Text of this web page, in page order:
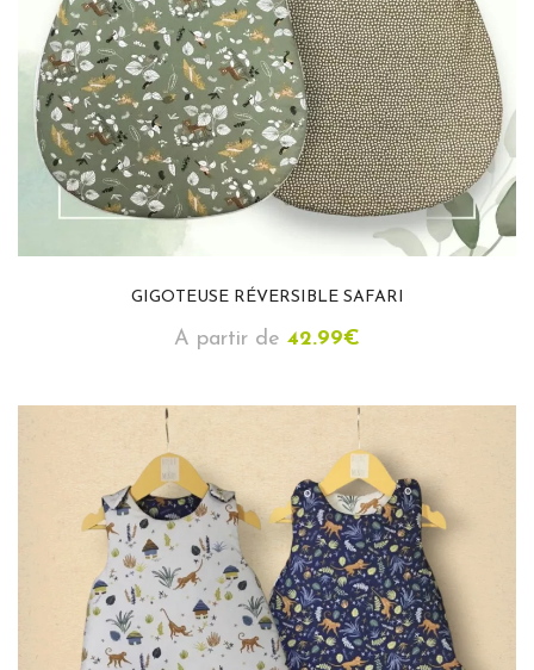
GIGOTEUSE RÉVERSIBLE SAFARI
A partir de 42.99€